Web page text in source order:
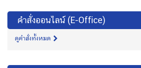
คำสั่งออนไลน์ (E-Office)
ดูคำสั่งทั้งหมด